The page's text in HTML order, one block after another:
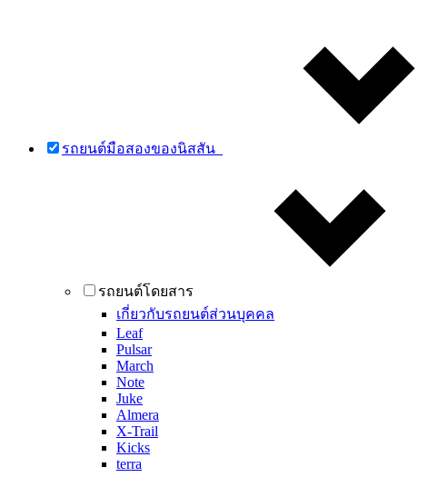
รถยนต์มือสองของนิสสัน
รถยนต์โดยสาร
เกี่ยวกับรถยนต์ส่วนบุคคล
Leaf
Pulsar
March
Note
Juke
Almera
X-Trail
Kicks
terra